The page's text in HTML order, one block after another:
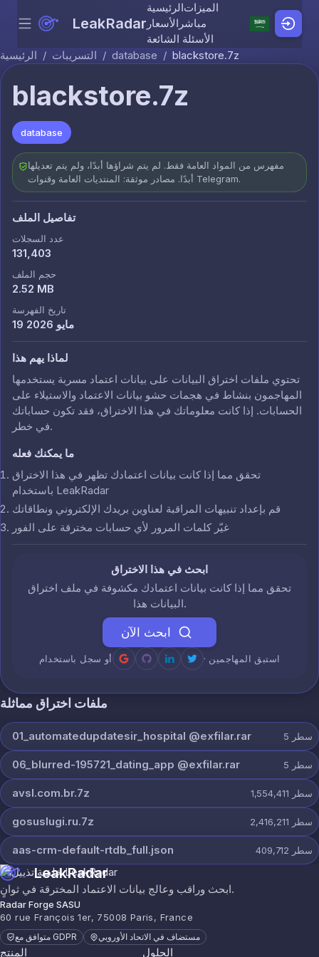
Skip to content
Menu LeakRadar
الرئيسيةالميزات
الأسعار مباشر
الأسئلة الشائعة
الرئيسية / التسريبات / database / blackstore.7z
blackstore.7z
database
مفهرس من المواد العامة فقط. لم يتم شراؤها أبدًا، ولم يتم تعديلها
أبدًا. مصادر موثقة: المنتديات العامة وقنوات Telegram.
تفاصيل الملف
عدد السجلات
131,403
حجم الملف
2.52 MB
تاريخ الفهرسة
19 مايو 2026
لماذا يهم هذا
تحتوي ملفات اختراق البيانات على بيانات اعتماد مسربة يستخدمها
المهاجمون بنشاط في هجمات حشو بيانات الاعتماد والاستيلاء على
الحسابات. إذا كانت معلوماتك في هذا الاختراق، فقد تكون حساباتك
في خطر.
ما يمكنك فعله
تحقق مما إذا كانت بيانات اعتمادك تظهر في هذا الاختراق
باستخدام LeakRadar
قم بإعداد تنبيهات المراقبة لعناوين بريدك الإلكتروني ونطاقاتك
غيّر كلمات المرور لأي حسابات مخترقة على الفور
ابحث في هذا الاختراق
تحقق مما إذا كانت بيانات اعتمادك مكشوفة في ملف اختراق
البيانات هذا.
ابحث الآن
أو سجل باستخدام · استبق المهاجمين
ملفات اختراق مماثلة
01_automatedupdatesir_hospital @exfilar.rar 5 سطر
06_blurred-195721_dating_app @exfilar.rar 5 سطر
avsl.com.br.7z 1,554,411 سطر
gosuslugi.ru.7z 2,416,211 سطر
aas-crm-default-rtdb_full.json 409,712 سطر
LeakRadar
ابحث وراقب وعالج بيانات الاعتماد المخترقة في ثوانٍ.
Radar Forge SASU
60 rue François 1er, 75008 Paris, France
متوافق مع GDPR مستضاف في الاتحاد الأوروبي
المنتج الحلول